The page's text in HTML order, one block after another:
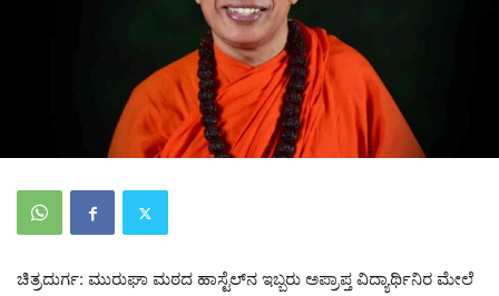
ಚಿತ್ರದುರ್ಗ: ಮುರುಘಾ ಮಠದ ಹಾಸ್ಟೆಲ್‌ನ ಇಬ್ಬರು ಅಪ್ರಾಪ್ತ ವಿದ್ಯಾರ್ಥಿನಿರ ಮೇಲೆ